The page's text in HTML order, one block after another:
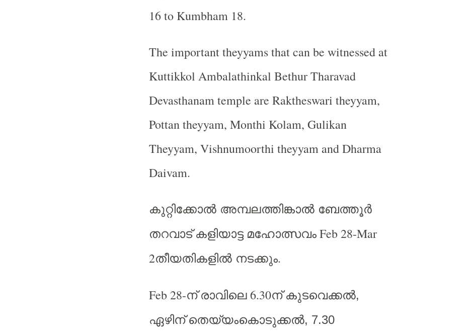
16 to Kumbham 18.
The important theyyams that can be witnessed at
Kuttikkol Ambalathinkal Bethur Tharavad
Devasthanam temple are Raktheswari theyyam,
Pottan theyyam, Monthi Kolam, Gulikan
Theyyam, Vishnumoorthi theyyam and Dharma
Daivam.
കുറ്റിക്കോല്‍ അമ്പലത്തിങ്കാല്‍ ബേത്തൂര്‍
തറവാട് കളിയാട്ട മഹോത്സവംFeb 28-Mar
2തീയതികളില്‍ നടക്കും.
Feb 28-ന് രാവിലെ6.30ന് കുടവെക്കല്‍,
ഏഴിന് തെയ്യംകൊടുക്കല്‍, 7.30